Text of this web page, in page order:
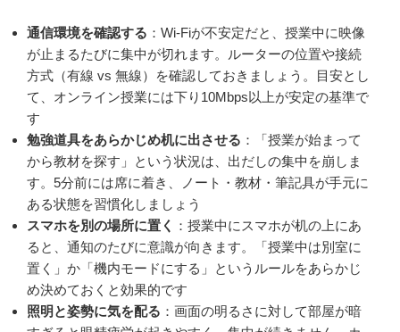
通信環境を確認する ：Wi-Fiが不安定だと、授業中に映像
が止まるたびに集中が切れます。ルーターの位置や接続
方式（有線 vs 無線）を確認しておきましょう。目安とし
て、オンライン授業には下り10Mbps以上が安定の基準で
す
勉強道具をあらかじめ机に出させる ：「授業が始まって
から教材を探す」という状況は、出だしの集中を崩しま
す。5分前には席に着き、ノート・教材・筆記具が手元に
ある状態を習慣化しましょう
スマホを別の場所に置く ：授業中にスマホが机の上にあ
ると、通知のたびに意識が向きます。「授業中は別室に
置く」か「機内モードにする」というルールをあらかじ
め決めておくと効果的です
照明と姿勢に気を配る ：画面の明るさに対して部屋が暗